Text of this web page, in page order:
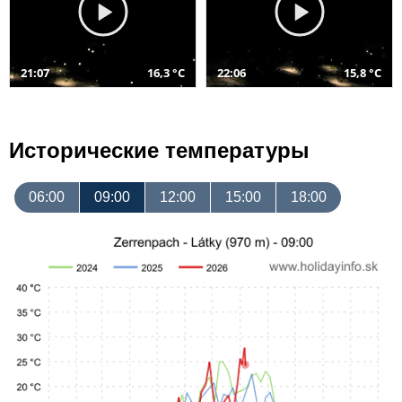
21:07 16,3 °C 22:06 15,8 °C
Исторические температуры
06:00 09:00 12:00 15:00 18:00